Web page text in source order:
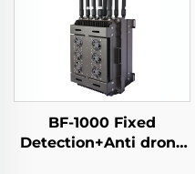
BF-1000 Fixed
Detection+Anti drone